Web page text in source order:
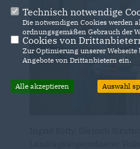
Technisch notwendige
Die notwendigen Cookies werden
ordnungsgemäßen Gebrauch der
Cookies von
Zur Optimierung unserer
Angebote von Drittanbietern ein.
Alle akzeptieren Auswahl